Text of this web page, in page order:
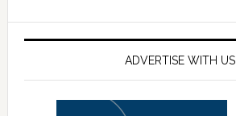
ADVERTISE WITH US